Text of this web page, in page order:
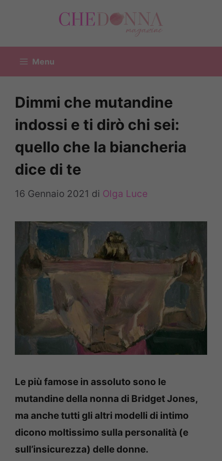
Menu
Dimmi che mutandine
indossi e ti dirò chi sei:
quello che la biancheria
dice di te
16 Gennaio 2021 di Olga Luce
Le più famose in assoluto sono le
mutandine della nonna di Bridget Jones,
ma anche tutti gli altri modelli di intimo
dicono moltissimo sulla personalità (e
sull’insicurezza) delle donne.